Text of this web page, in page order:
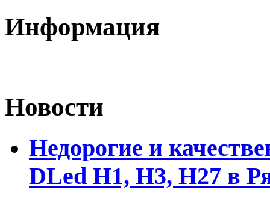
Информация
Новости
Недорогие и
DLed Н1, Н3, Н27 в